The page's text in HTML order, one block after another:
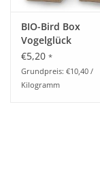
BIO-Bird Box
Vogelglück
€5,20 *
Grundpreis: €10,40 /
Kilogramm